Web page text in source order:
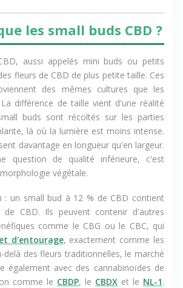
les small buds CBD ?
aussi appelés mini buds ou petits
fleurs de CBD de plus petite taille. Ces
des mêmes cultures que les
différence de taille vient d'une réalité
buds sont récoltés sur les parties
là où la lumière est moins intense.
davantage en longueur qu'en largeur.
question de qualité inférieure, c'est
: un small bud à 12 % de CBD contient
de CBD. Ils peuvent contenir d'autres
comme le CBG ou le CBC, qui
d'entourage , exactement comme les
delà des fleurs traditionnelles, le marché
également avec des cannabinoïdes de